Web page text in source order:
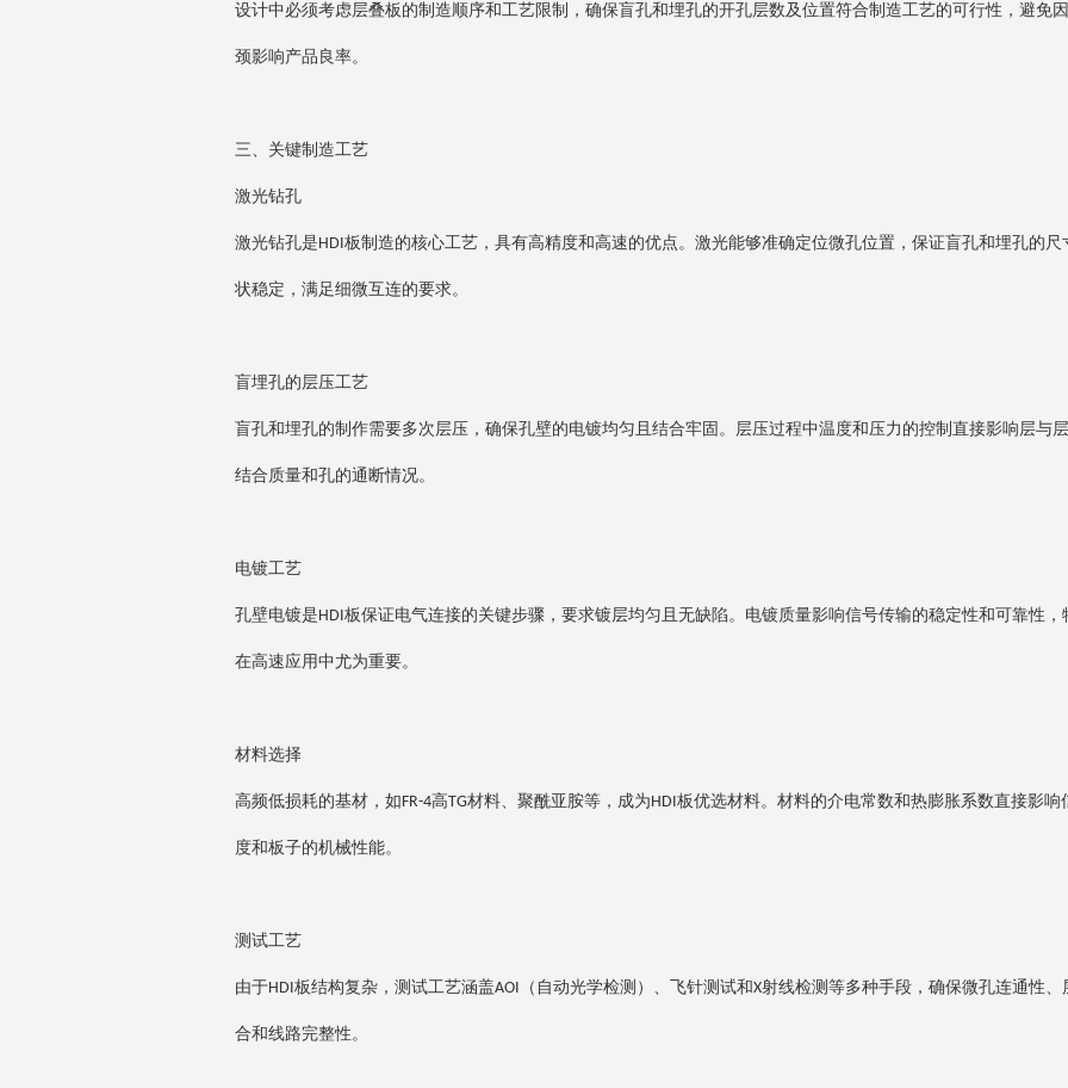
设计中必须考虑层叠板的制造顺序和工艺限制，确保盲孔和埋孔的开孔层数及位置符合制造工艺的可行性，避免
颈影响产品良率。
三、关键制造工艺
激光钻孔
激光钻孔是HDI板制造的核心工艺，具有高精度和高速的优点。激光能够准确定位微孔位置，保证盲孔和埋孔的尺
状稳定，满足细微互连的要求。
盲埋孔的层压工艺
盲孔和埋孔的制作需要多次层压，确保孔壁的电镀均匀且结合牢固。层压过程中温度和压力的控制直接影响层与
结合质量和孔的通断情况。
电镀工艺
孔壁电镀是HDI板保证电气连接的关键步骤，要求镀层均匀且无缺陷。电镀质量影响信号传输的稳定性和可靠性，
在高速应用中尤为重要。
材料选择
高频低损耗的基材，如FR-4高TG材料、聚酰亚胺等，成为HDI板优选材料。材料的介电常数和热膨胀系数直接影响
度和板子的机械性能。
测试工艺
由于HDI板结构复杂，测试工艺涵盖AOI （自动光学检测）、飞针测试和X射线检测等多种手段，确保微孔连通性、
合和线路完整性。